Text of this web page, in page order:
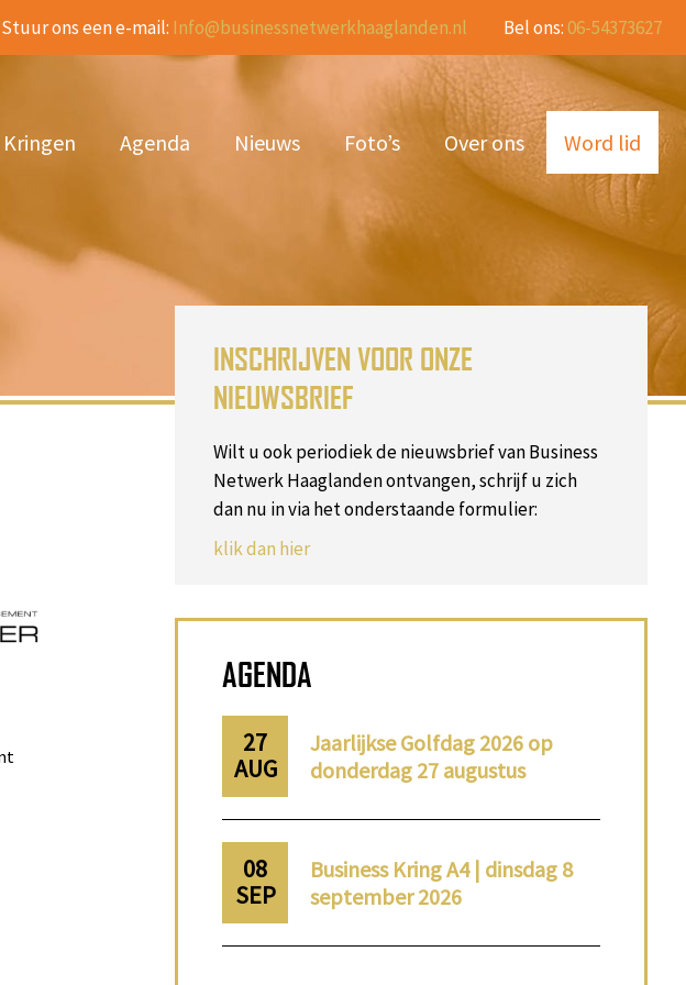
Stuur ons een e-mail: Info@businessnetwerkhaaglanden.nl Bel ons: 06-54373627
Kringen Agenda Nieuws Foto’s Over ons Word lid
INSCHRIJVEN VOOR ONZE
NIEUWSBRIEF
Wilt u ook periodiek de nieuwsbrief van Business
Netwerk Haaglanden ontvangen, schrijf u zich
dan nu in via het onderstaande formulier:
klik dan hier
AGENDA
27
AUG
Jaarlijkse Golfdag 2026 op
donderdag 27 augustus
08
SEP
Business Kring A4 | dinsdag 8
september 2026